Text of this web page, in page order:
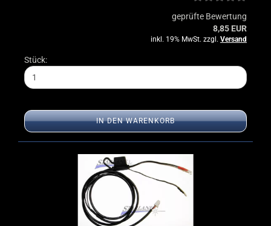
geprüfte Bewertung
8,85 EUR
inkl. 19% MwSt. zzgl. Versand
Stück:
IN DEN WARENKORB